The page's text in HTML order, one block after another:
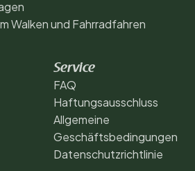
Walken und Fahrradfahren
Service
FAQ
Haftungsausschluss
Allgemeine
Geschäftsbedingungen
Datenschutzrichtlinie